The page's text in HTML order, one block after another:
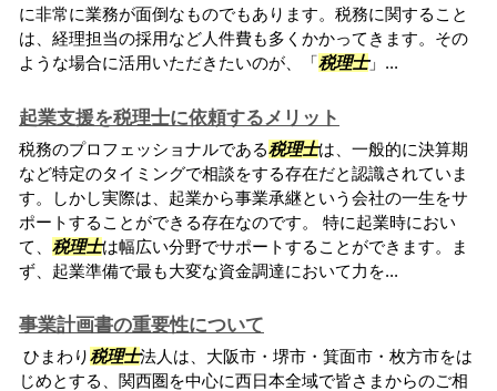
に非常に業務が面倒なものでもあります。税務に関すること
は、経理担当の採用など人件費も多くかかってきます。その
ような場合に活用いただきたいのが、「税理士」...
起業支援を税理士に依頼するメリット
税務のプロフェッショナルである税理士は、一般的に決算期
など特定のタイミングで相談をする存在だと認識されていま
す。しかし実際は、起業から事業承継という会社の一生をサ
ポートすることができる存在なのです。 特に起業時におい
て、 税理士は幅広い分野でサポートすることができます。ま
ず、起業準備で最も大変な資金調達において力を...
事業計画書の重要性について
ひまわり税理士法人は、大阪市・堺市・箕面市・枚方市をは
じめとする、関西圏を中心に西日本全域で皆さまからのご相